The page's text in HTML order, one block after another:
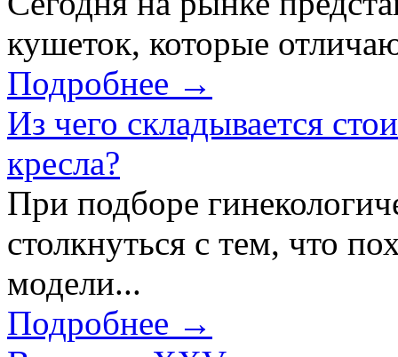
кушеток, которые
Подробнее →
Из чего складывается
кресла?
При подборе
столкнуться с тем, что
модели...
Подробнее →